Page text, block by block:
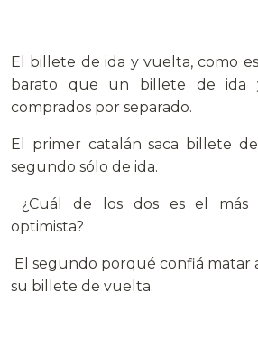
El billete de ida y vuelta, como
barato que un billete de ida
comprados por separado.
El primer catalán saca billete
segundo sólo de ida.
¿Cuál de los dos es el más
optimista?
El segundo porqué confiá matar
su billete de vuelta.